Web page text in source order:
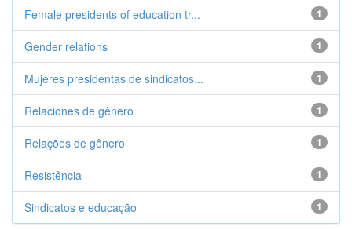
1
Female presidents of education tr...
1
Gender relations
1
Mujeres presidentas de sindicatos...
1
Relaciones de gênero
1
Relações de gênero
1
Resistência
1
Sindicatos e educação